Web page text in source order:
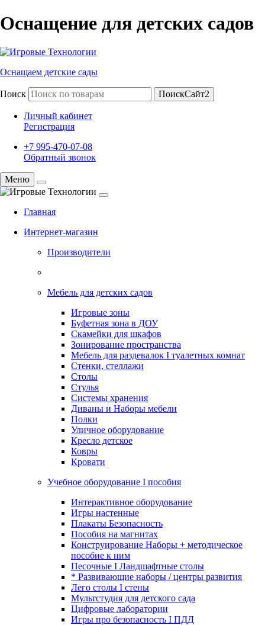
Оснащение для детских садов
Оснащаем детские сады
Поиск ПоискСайт2
Личный кабинет
Регистрация
+7 995-470-07-08
Обратный звонок
Меню
Главная
Интернет-магазин
Производители
Мебель для детских садов
Игровые зоны
Буфетная зона в ДОУ
Скамейки для шкафов
Зонирование пространства
Мебель для раздевалок I туалетных комнат
Стенки, стеллажи
Столы
Стулья
Системы хранения
Диваны и Наборы мебели
Полки
Уличное оборудование
Кресло детское
Ковры
Кровати
Учебное оборудование I пособия
Интерактивное оборудование
Игры настенные
Плакаты Безопасность
Пособия на магнитах
Конструирование Наборы + методическое
пособие к ним
Песочные I Ландшафтные столы
* Развивающие наборы / центры развития
Лего столы I стены
Мультстудия для детского сада
Цифровые лаборатории
Игры про безопасность I ПДД